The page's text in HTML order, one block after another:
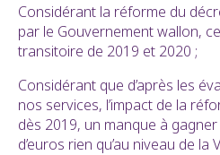
Considérant la réforme du
par le Gouvernement wallon,
transitoire de 2019 et 2020 ;
Considérant que d’après les
nos services, l’impact de la
dès 2019, un manque à
d’euros rien qu’au niveau de la